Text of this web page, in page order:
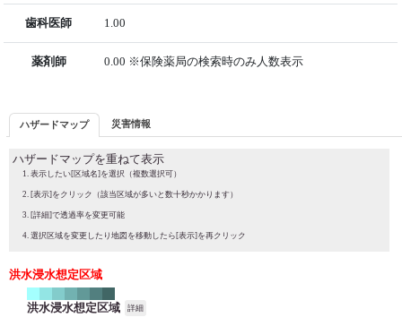
歯科医師 1.00
薬剤師 0.00 ※保険薬局の検索時のみ人数表示
ハザードマップ 災害情報
ハザードマップを重ねて表示
表示したい[区域名]を選択（複数選択可）
[表示]をクリック（該当区域が多いと数十秒かかります）
[詳細]で透過率を変更可能
選択区域を変更したり地図を移動したら[表示]を再クリック
洪水浸水想定区域
洪水浸水想定区域 詳細